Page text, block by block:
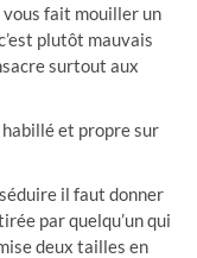
vous fait mouiller un
plutôt mauvais
surtout aux
et propre sur
il faut donner
par quelqu’un qui
deux tailles en